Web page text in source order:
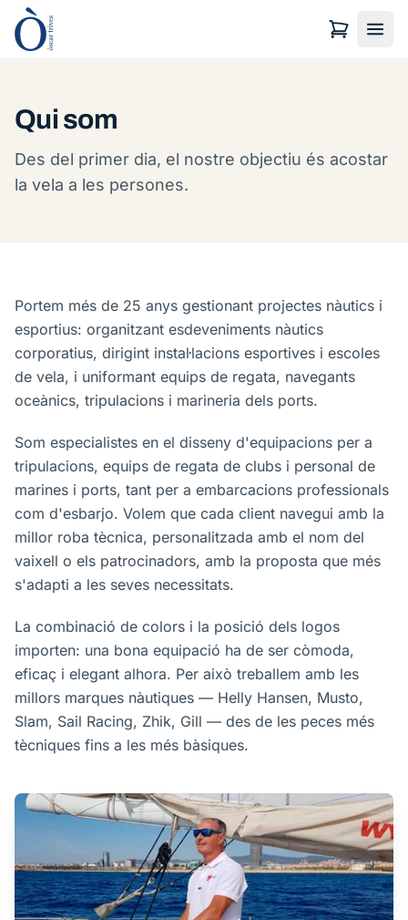
Qui som
Des del primer dia, el nostre objectiu és acostar
la vela a les persones.
Portem més de 25 anys gestionant projectes nàutics i
esportius: organitzant esdeveniments nàutics
corporatius, dirigint instal·lacions esportives i escoles
de vela, i uniformant equips de regata, navegants
oceànics, tripulacions i marineria dels ports.
Som especialistes en el disseny d'equipacions per a
tripulacions, equips de regata de clubs i personal de
marines i ports, tant per a embarcacions professionals
com d'esbarjo. Volem que cada client navegui amb la
millor roba tècnica, personalitzada amb el nom del
vaixell o els patrocinadors, amb la proposta que més
s'adapti a les seves necessitats.
La combinació de colors i la posició dels logos
importen: una bona equipació ha de ser còmoda,
eficaç i elegant alhora. Per això treballem amb les
millors marques nàutiques — Helly Hansen, Musto,
Slam, Sail Racing, Zhik, Gill — des de les peces més
tècniques fins a les més bàsiques.